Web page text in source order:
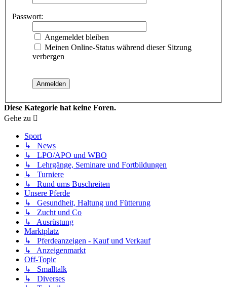
Passwort:
Angemeldet bleiben
Meinen Online-Status während dieser Sitzung
verbergen
Diese Kategorie hat keine Foren.
Gehe zu
Sport
↳ News
↳ LPO/APO und WBO
↳ Lehrgänge, Seminare und Fortbildungen
↳ Turniere
↳ Rund ums Buschreiten
Unsere Pferde
↳ Gesundheit, Haltung und Fütterung
↳ Zucht und Co
↳ Ausrüstung
Marktplatz
↳ Pferdeanzeigen - Kauf und Verkauf
↳ Anzeigenmarkt
Off-Topic
↳ Smalltalk
↳ Diverses